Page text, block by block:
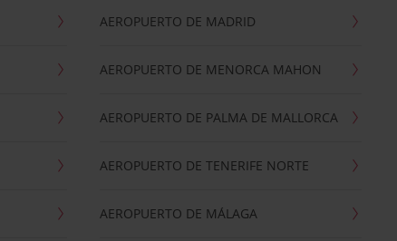
AEROPUERTO DE MADRID
AEROPUERTO DE MENORCA MAHON
AEROPUERTO DE PALMA DE MALLORCA
AEROPUERTO DE TENERIFE NORTE
AEROPUERTO DE MÁLAGA